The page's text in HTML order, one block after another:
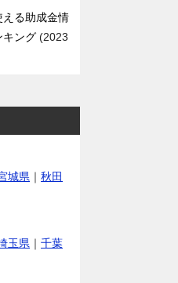
える助成金情
キング
2023
城県 ｜ 秋田
玉県 ｜ 千葉